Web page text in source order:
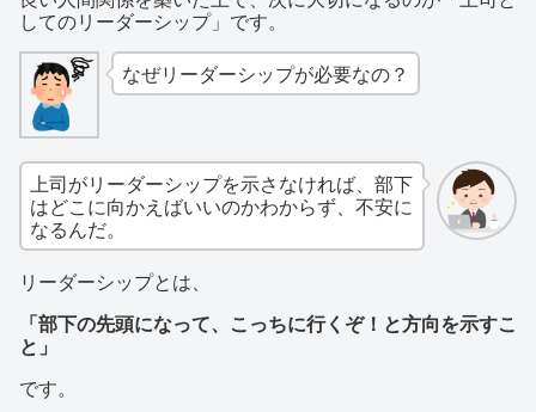
してのリーダーシップ」です。
なぜリーダーシップが必要なの？
上司がリーダーシップを示さなければ、部下
はどこに向かえばいいのかわからず、不安に
なるんだ。
リーダーシップとは、
「部下の先頭になって、こっちに行くぞ！と方向を示すこ
と」
です。